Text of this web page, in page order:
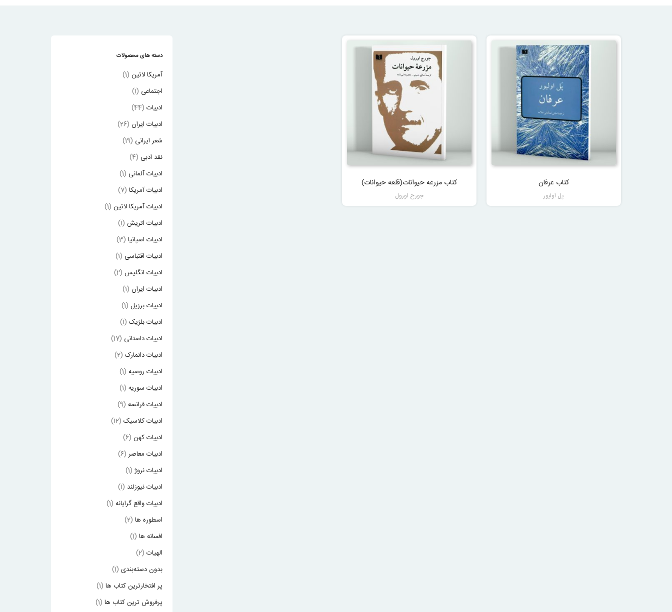
کتاب عرفان
پل اولیور
کتاب مزرعه حیوانات(قلعه حیوانات)
جورح اورول
دسته های محصولات
آمریکا لاتین (1)
اجتماعی (1)
ادبیات (44)
ادبیات ایران (26)
شعر ایرانی (19)
نقد ادبی (4)
ادبیات آلمانی (1)
ادبیات آمریکا (7)
ادبیات آمریکا لاتین (1)
ادبیات اتریش (1)
ادبیات اسپانیا (3)
ادبیات اقتباسی (1)
ادبیات انگلیس (2)
ادبیات ایران (1)
ادبیات برزیل (1)
ادبیات بلژیک (1)
ادبیات داستانی (17)
ادبیات دانمارک (2)
ادبیات روسیه (1)
ادبیات سوریه (1)
ادبیات فرانسه (9)
ادبیات کلاسیک (12)
ادبیات کهن (6)
ادبیات معاصر (6)
ادبیات نروژ (1)
ادبیات نیوزلند (1)
ادبیات واقع گرایانه (1)
اسطوره ها (2)
افسانه ها (1)
الهیات (2)
بدون دسته‌بندی (1)
پر افتخارترین کتاب ها (1)
پرفروش ترین کتاب ها (1)